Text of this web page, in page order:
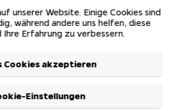
unserer Website. Einige Cookies sind
während andere uns helfen, diese
Ihre Erfahrung zu verbessern.
Cookies akzeptieren
Einstellungen